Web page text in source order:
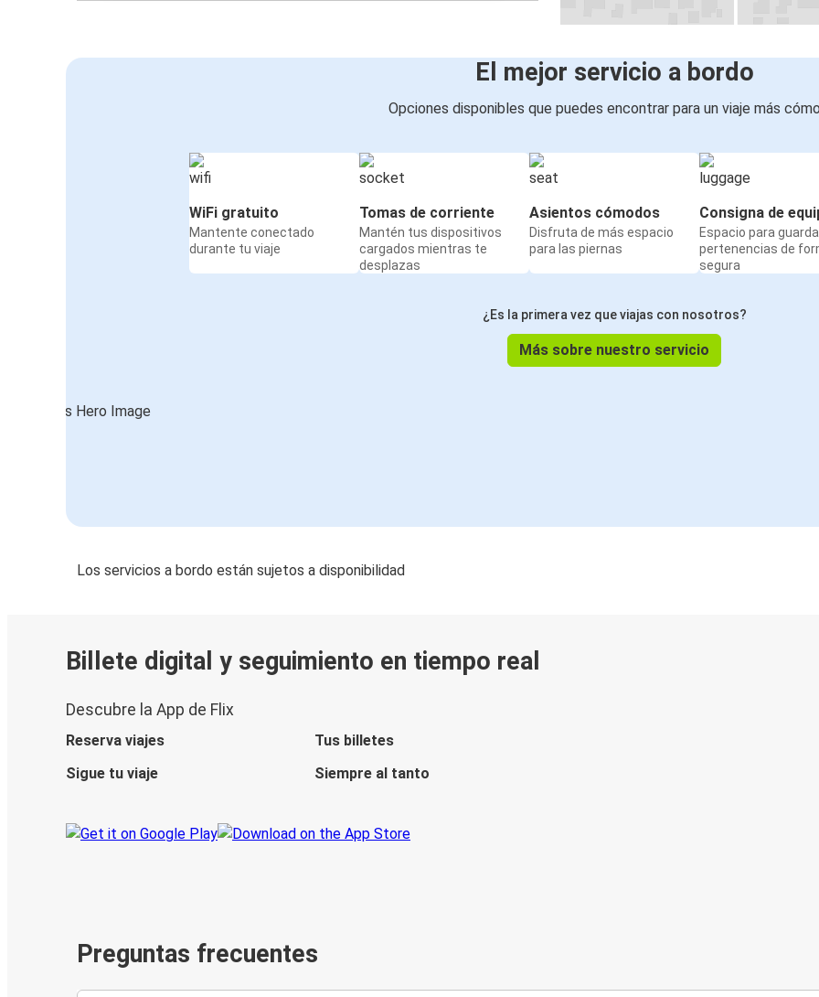
El mejor servicio a bordo
Opciones disponibles que puedes encontrar para un viaje más
WiFi gratuito
Mantente conectado
durante tu viaje
Tomas de corriente
Mantén tus dispositivos
cargados mientras te
desplazas
Asientos cómodos
Disfruta de más espacio
para las piernas
Consigna de
Espacio para
pertenencias de
segura
¿Es la primera vez que viajas con nosotros?
Más sobre nuestro servicio
Los servicios a bordo están sujetos a disponibilidad
Billete digital y seguimiento en tiempo real
Descubre la App de Flix
Reserva viajes
Tus billetes
Sigue tu viaje
Siempre al tanto
Preguntas frecuentes